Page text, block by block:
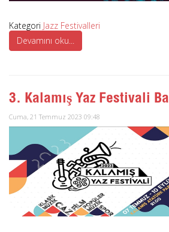
Kategori Jazz Festivalleri
Devamını oku...
3. Kalamış Yaz Festivali
Cuma, 21 Temmuz 2023 09:48